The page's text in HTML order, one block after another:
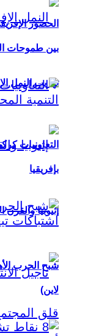
تهريب النمل
إثيوبيا
الحضور
بين طموحات
التعاونيات
بإفريقيا
شبح الحرب
لاين)